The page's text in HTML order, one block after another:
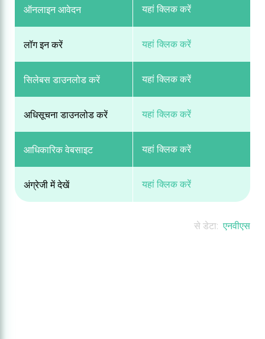
ऑनलाइन आवेदन यहां क्लिक करें
लॉग इन करें यहां क्लिक करें
सिलेबस डाउनलोड करें यहां क्लिक करें
अधिसूचना डाउनलोड करें यहां क्लिक करें
आधिकारिक वेबसाइट यहां क्लिक करें
अंग्रेजी में देखें यहां क्लिक करें
से डेटा:एनवीएस